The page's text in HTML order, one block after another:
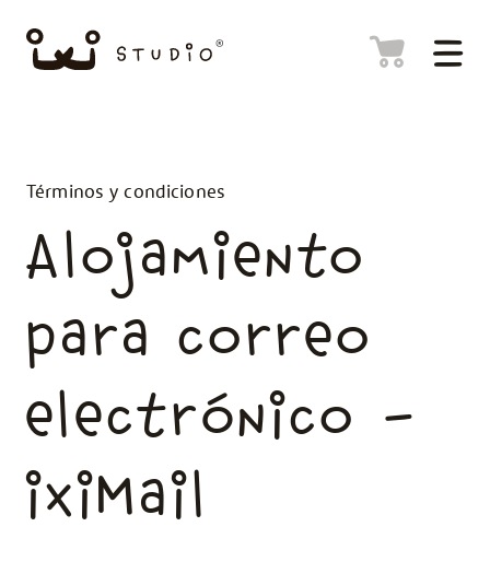
Términos y condiciones
Alojamiento
para correo
electrónico –
ixiMail